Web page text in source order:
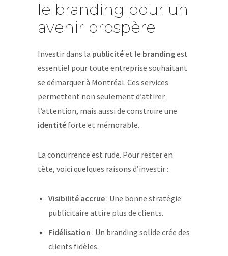
le branding pour un
avenir prospère
Investir dans la publicitéet le brandingest
essentiel pour toute entreprise souhaitant
se démarquer à Montréal. Ces services
permettent non seulement d’attirer
l’attention, mais aussi de construire une
identité forte et mémorable.
La concurrence est rude. Pour rester en
tête, voici quelques raisons d’investir :
Visibilité accrue: Une bonne stratégie
publicitaire attire plus de clients.
Fidélisation : Un branding solide crée des
clients fidèles.